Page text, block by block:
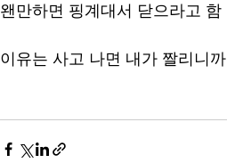
왠만하면 핑계대서 닫으라고 함
이유는 사고 나면 내가 짤리니까